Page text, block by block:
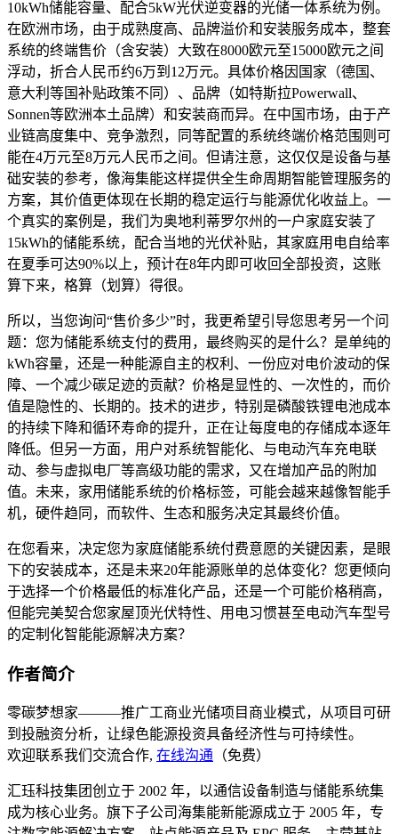
10kWh储能容量、配合5kW光伏逆变器的光储一体系统为例。
在欧洲市场，由于成熟度高、品牌溢价和安装服务成本，整套
系统的终端售价（含安装）大致在8000欧元至15000欧元之间
浮动，折合人民币约6万到12万元。具体价格因国家（德国、
意大利等国补贴政策不同）、品牌（如特斯拉Powerwall、
Sonnen等欧洲本土品牌）和安装商而异。在中国市场，由于产
业链高度集中、竞争激烈，同等配置的系统终端价格范围则可
能在4万元至8万元人民币之间。但请注意，这仅仅是设备与基
础安装的参考，像海集能这样提供全生命周期智能管理服务的
方案，其价值更体现在长期的稳定运行与能源优化收益上。一
个真实的案例是，我们为奥地利蒂罗尔州的一户家庭安装了
15kWh的储能系统，配合当地的光伏补贴，其家庭用电自给率
在夏季可达90%以上，预计在8年内即可收回全部投资，这账
算下来，格算（划算）得很。
所以，当您询问“售价多少”时，我更希望引导您思考另一个问
题：您为储能系统支付的费用，最终购买的是什么？是单纯的
kWh容量，还是一种能源自主的权利、一份应对电价波动的保
障、一个减少碳足迹的贡献？价格是显性的、一次性的，而价
值是隐性的、长期的。技术的进步，特别是磷酸铁锂电池成本
的持续下降和循环寿命的提升，正在让每度电的存储成本逐年
降低。但另一方面，用户对系统智能化、与电动汽车充电联
动、参与虚拟电厂等高级功能的需求，又在增加产品的附加
值。未来，家用储能系统的价格标签，可能会越来越像智能手
机，硬件趋同，而软件、生态和服务决定其最终价值。
在您看来，决定您为家庭储能系统付费意愿的关键因素，是眼
下的安装成本，还是未来20年能源账单的总体变化？您更倾向
于选择一个价格最低的标准化产品，还是一个可能价格稍高，
但能完美契合您家屋顶光伏特性、用电习惯甚至电动汽车型号
的定制化智能能源解决方案？
作者简介
零碳梦想家———推广工商业光储项目商业模式，从项目可研
到投融资分析，让绿色能源投资具备经济性与可持续性。
欢迎联系我们交流合作, 在线沟通 （免费）
汇珏科技集团创立于 2002 年，以通信设备制造与储能系统集
成为核心业务。旗下子公司海集能新能源成立于 2005 年，专